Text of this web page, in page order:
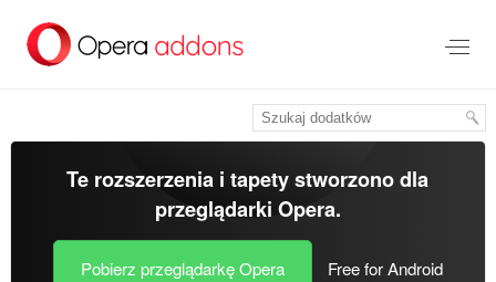
treści
Te rozszerzenia i tapety stworzono dla
przeglądarki Opera.
Pobierz przeglądarkę Opera Free for Android